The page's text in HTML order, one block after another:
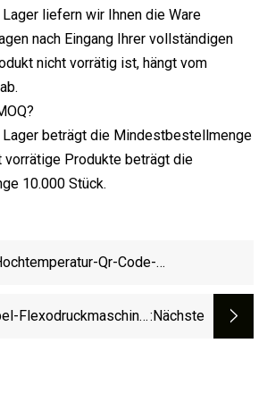
liefern wir Ihnen die Ware
nach Eingang Ihrer vollständigen
nicht vorrätig ist, hängt vom
Lager beträgt die Mindestbestellmenge
vorrätige Produkte beträgt die
10.000 Stück.
Qr-Code-
Flexodruckmaschine,:nächste